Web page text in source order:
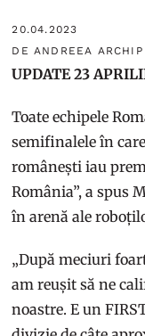
20.04.2023
DE ANDREEA ARCHIP
UPDATE 23
Toate echipele
semifinalele în
românești iau
România”, a spus
în arenă ale
„După meciuri
am reușit să ne
noastre. E un